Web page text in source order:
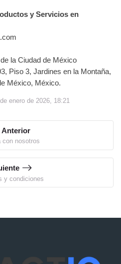
y Servicios en
la Ciudad de México
Piso 3, Jardines en la Montaña,
México, México.
enero de 2026, 18:21
Anterior
con nosotros
y condiciones